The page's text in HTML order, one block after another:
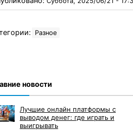
Разное
новости
Лучшие онлайн платформы с
выводом денег: где играть и
выигрывать